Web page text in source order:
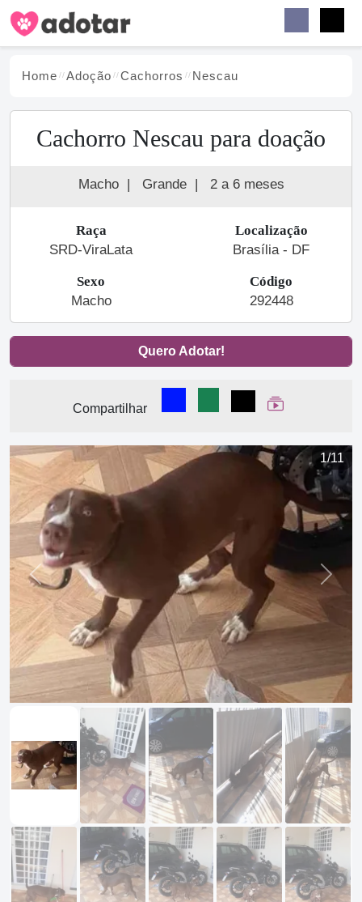
Home Adoção Cachorros Nescau
Cachorro Nescau para doação
Macho | Grande | 2 a 6 meses
Raça
SRD-ViraLata
Localização
Brasília - DF
Sexo
Macho
Código
292448
Quero Adotar!
Compartilhar
Compartilhar no Facebook
Compartilhar no
Compartilhar
Ver Web Story
1/11
Previous Next